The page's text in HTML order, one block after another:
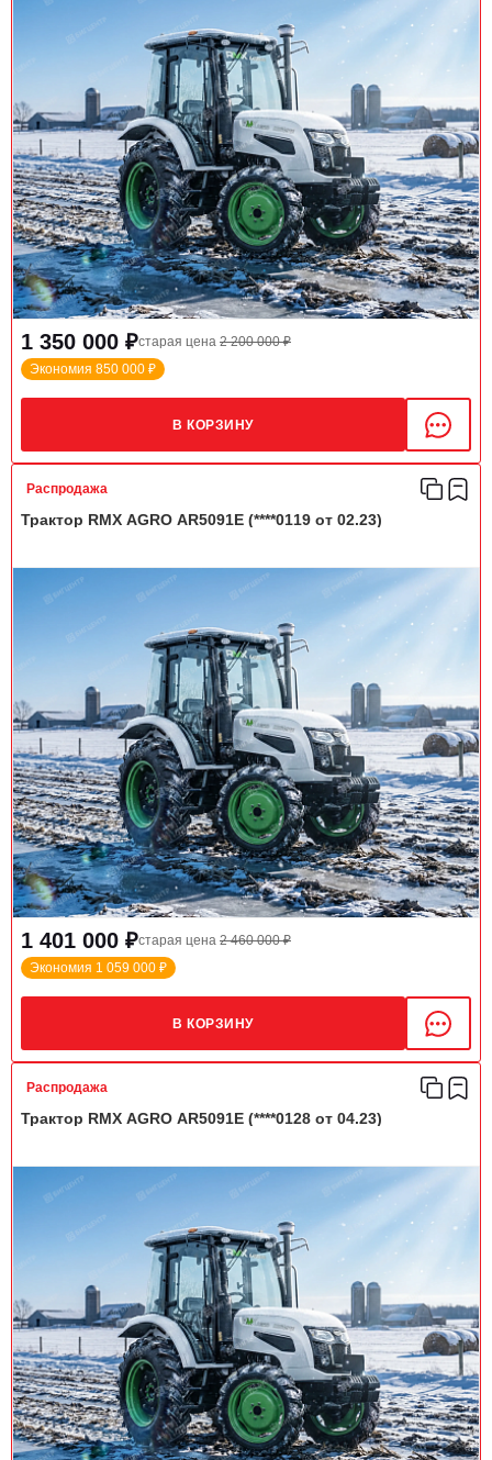
1 350 000 ₽старая цена 2 200 000 ₽
Экономия 850 000 ₽
В КОРЗИНУ
Распродажа
Трактор RMX AGRO AR5091E (****0119 от 02.23)
1 401 000 ₽старая цена 2 460 000 ₽
Экономия 1 059 000 ₽
В КОРЗИНУ
Распродажа
Трактор RMX AGRO AR5091E (****0128 от 04.23)